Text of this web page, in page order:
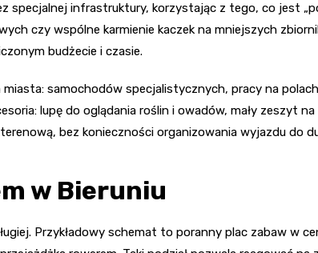
specjalnej infrastruktury, korzystając z tego, co jest
czy wspólne karmienie kaczek na mniejszych
budżecie i czasie.
samochodów specjalistycznych, pracy na
lupę do oglądania roślin i owadów, mały zeszyt
bez konieczności organizowania wyjazdu do
w Bieruniu
Przykładowy schemat to poranny plac zabaw w